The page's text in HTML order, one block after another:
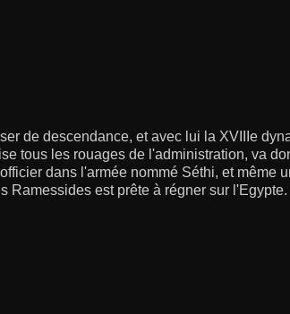
de descendance, et avec lui la XVIIIe
tous les rouages de l'administration, va
dans l'armée nommé Séthi, et même
Ramessides est prête à régner sur l'Egypte.